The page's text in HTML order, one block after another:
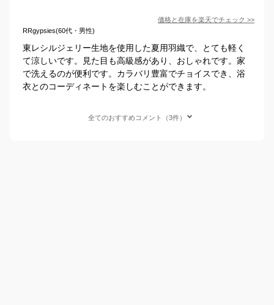
価格と在庫を楽天でチェック >>
RRgypsies(60代・男性)
東レシルジェリー生地を使用した夏用羽織で、とても軽く
て涼しいです。見た目も高級感があり、おしゃれです。家
で洗えるのが便利です。カラバリ豊富でチョイスでき、浴
衣とのコーディネートを楽しむことができます。
全てのおすすめコメント（3件）